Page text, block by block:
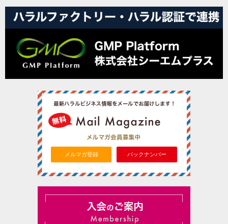
メルマガ登録 バックナンバー